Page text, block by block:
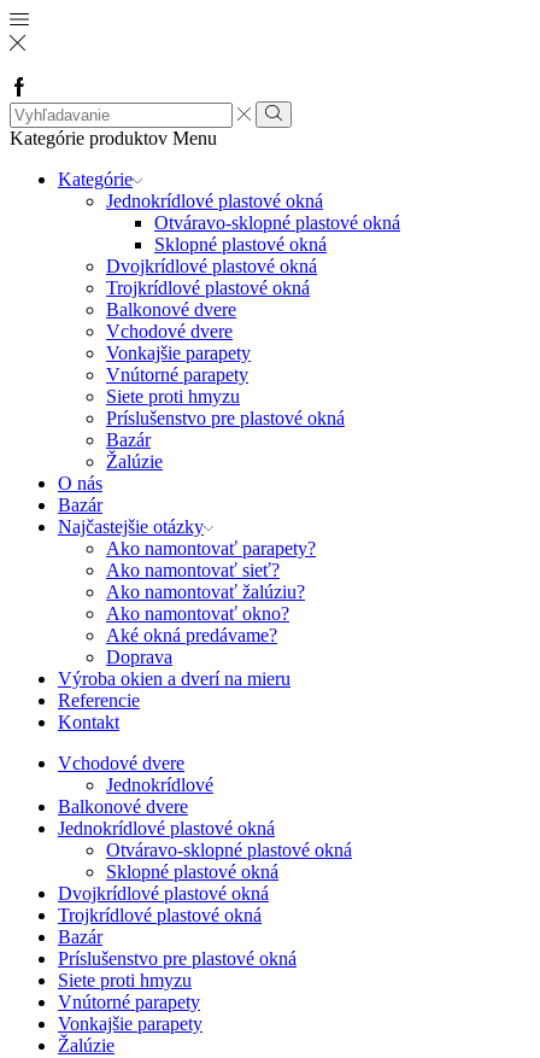
Facebook
Search
input
Vyhľadávanie
Kategórie produktov Menu
Kategórie
Jednokrídlové plastové okná
Otváravo-sklopné plastové okná
Sklopné plastové okná
Dvojkrídlové plastové okná
Trojkrídlové plastové okná
Balkonové dvere
Vchodové dvere
Vonkajšie parapety
Vnútorné parapety
Siete proti hmyzu
Príslušenstvo pre plastové okná
Bazár
Žalúzie
O nás
Bazár
Najčastejšie otázky
Ako namontovať parapety?
Ako namontovať sieť?
Ako namontovať žalúziu?
Ako namontovať okno?
Aké okná predávame?
Doprava
Výroba okien a dverí na mieru
Referencie
Kontakt
Vchodové dvere
Jednokrídlové
Balkonové dvere
Jednokrídlové plastové okná
Otváravo-sklopné plastové okná
Sklopné plastové okná
Dvojkrídlové plastové okná
Trojkrídlové plastové okná
Bazár
Príslušenstvo pre plastové okná
Siete proti hmyzu
Vnútorné parapety
Vonkajšie parapety
Žalúzie